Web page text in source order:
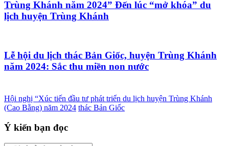
Trùng Khánh năm 2024” Đến lúc “mở khóa” du
lịch huyện Trùng Khánh
Lễ hội du lịch thác Bản Giốc, huyện Trùng Khánh
năm 2024: Sắc thu miền non nước
Hội nghị “Xúc tiến đầu tư phát triển du lịch huyện Trùng Khánh
(Cao Bằng) năm 2024 thác Bản Giốc
Ý kiến bạn đọc